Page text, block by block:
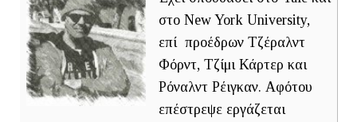
στο New York University,
επί προέδρων Τζέραλντ
Φόρντ, Τζίμι Κάρτερ και
Ρόναλντ Ρέιγκαν. Αφότου
επέστρεψε εργάζεται